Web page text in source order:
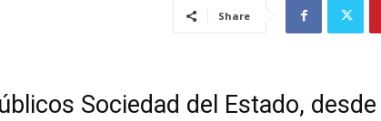
Share
Sociedad del Estado,